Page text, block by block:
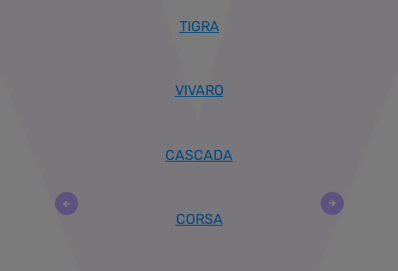
TIGRA
VIVARO
CASCADA
CORSA